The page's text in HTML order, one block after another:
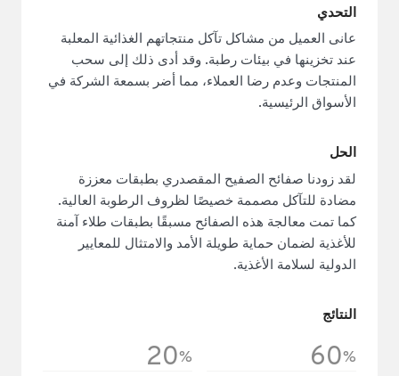
التحدي
عانى العميل من مشاكل تآكل منتجاتهم الغذائية المعلبة
عند تخزينها في بيئات رطبة. وقد أدى ذلك إلى سحب
المنتجات وعدم رضا العملاء، مما أضر بسمعة الشركة في
الأسواق الرئيسية.
الحل
لقد زودنا صفائح الصفيح المقصدري بطبقات معززة
مضادة للتآكل مصممة خصيصًا لظروف الرطوبة العالية.
كما تمت معالجة هذه الصفائح مسبقًا بطبقات طلاء آمنة
للأغذية لضمان حماية طويلة الأمد والامتثال للمعايير
الدولية لسلامة الأغذية.
النتائج
60%
20%